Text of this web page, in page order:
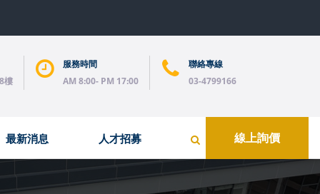
樓
服務時間
AM 8:00- PM 17:00
聯絡專線
03-4799166
最新消息 人才招募 線上詢價